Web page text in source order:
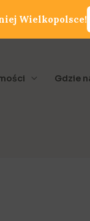
Gdzie
Wielkopolsce!